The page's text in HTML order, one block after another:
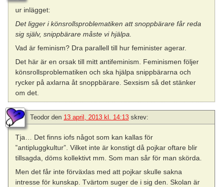
ur inlägget:
Det ligger i könsrollsproblematiken att snoppbärare får reda
sig själv, snippbärare måste vi hjälpa.
Vad är feminism? Dra parallell till hur feminister agerar.
Det här är en orsak till mitt antifeminism. Feminismen följer
könsrollsproblematiken och ska hjälpa snippbärarna och
rycker på axlarna åt snoppbärare. Sexsism så det stänker
om det.
Teodor den 13 april, 2013 kl. 14:13 skrev:
Tja… Det finns iofs något som kan kallas för
”antipluggkultur”. Vilket inte är konstigt då pojkar oftare blir
tillsagda, döms kollektivt mm. Som man sår för man skörda.
Men det får inte förväxlas med att pojkar skulle sakna
intresse för kunskap. Tvärtom suger de i sig den. Skolan är